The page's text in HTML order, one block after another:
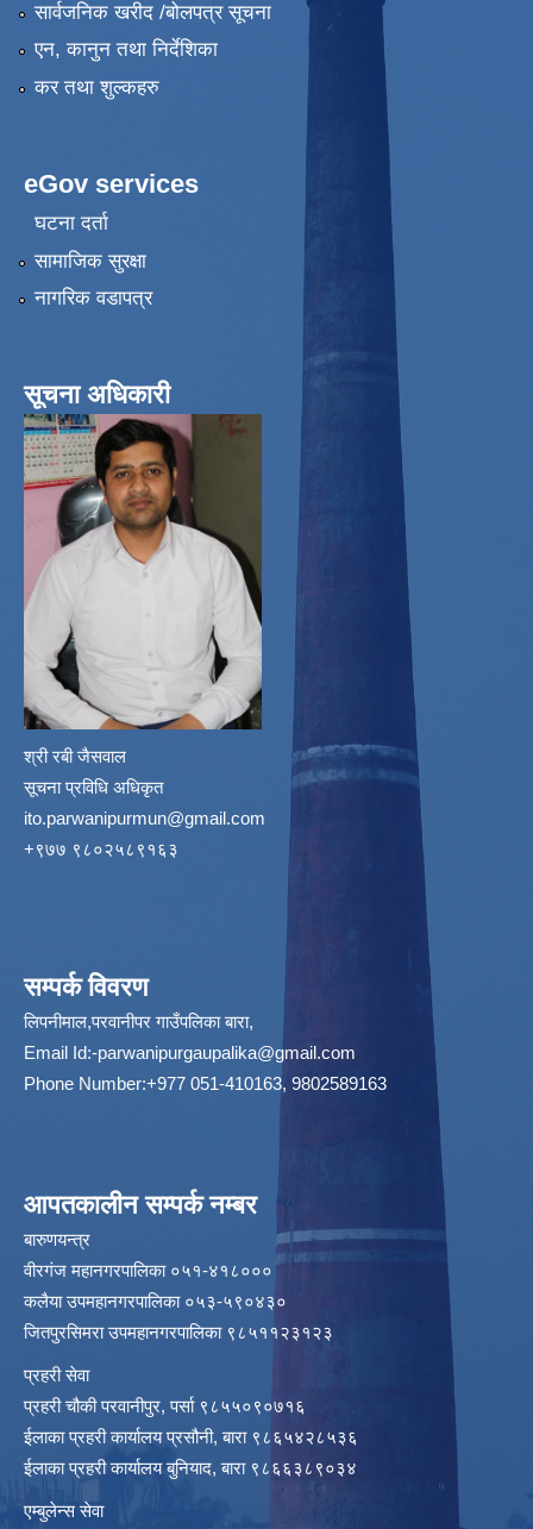
सार्वजनिक खरीद /बोलपत्र सूचना
एन, कानुन तथा निर्देशिका
कर तथा शुल्कहरु
eGov services
घटना दर्ता
सामाजिक सुरक्षा
नागरिक वडापत्र
सूचना अधिकारी
श्री रबी जैसवाल
सूचना प्रविधि अधिकृत
ito.parwanipurmun@gmail.com
‌+९७७ ९८०२५८९१६३
सम्पर्क विवरण
लिपनीमाल,परवानीपर गाउँपलिका बारा,
Email Id:-parwanipurgaupalika@gmail.com
Phone Number:+977 051-410163, 9802589163
आपतकालीन सम्पर्क नम्बर
बारुणयन्त्र
वीरगंज महानगरपालिका ०५१-४१८०००
कलैया उपमहानगरपालिका ०५३-५९०४३०
जितपुरसिमरा उपमहानगरपालिका ९८५११२३१२३
प्रहरी सेवा
प्रहरी चौकी परवानीपुर, पर्सा ९८५५०९०७१६
ईलाका प्रहरी कार्यालय प्रसौनी, बारा ९८६५४२८५३६
ईलाका प्रहरी कार्यालय बुनियाद, बारा ९८६६३८९०३४
एम्बुलेन्स सेवा